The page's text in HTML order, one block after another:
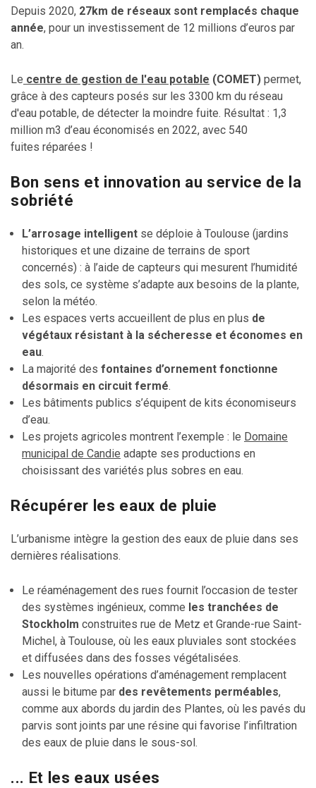
Depuis 2020, 27km de réseaux sont remplacés chaque
année, pour un investissement de 12 millions d’euros par
an.
Le centre de gestion de l'eau potable (COMET) permet,
grâce à des capteurs posés sur les 3300 km du réseau
d'eau potable, de détecter la moindre fuite. Résultat : 1,3
million m3 d’eau économisés en 2022, avec 540
fuites réparées !
Bon sens et innovation au service de la
sobriété
L’arrosage intelligent se déploie à Toulouse (jardins
historiques et une dizaine de terrains de sport
concernés) : à l’aide de capteurs qui mesurent l’humidité
des sols, ce système s’adapte aux besoins de la plante,
selon la météo.
Les espaces verts accueillent de plus en plus de
végétaux résistant à la sécheresse et économes en
eau.
La majorité des fontaines d’ornement fonctionne
désormais en circuit fermé.
Les bâtiments publics s’équipent de kits économiseurs
d’eau.
Les projets agricoles montrent l’exemple : le Domaine
municipal de Candie adapte ses productions en
choisissant des variétés plus sobres en eau.
Récupérer les eaux de pluie
L’urbanisme intègre la gestion des eaux de pluie dans ses
dernières réalisations.
Le réaménagement des rues fournit l’occasion de tester
des systèmes ingénieux, comme les tranchées de
Stockholm construites rue de Metz et Grande-rue Saint-
Michel, à Toulouse, où les eaux pluviales sont stockées
et diffusées dans des fosses végétalisées.
Les nouvelles opérations d’aménagement remplacent
aussi le bitume par des revêtements perméables,
comme aux abords du jardin des Plantes, où les pavés du
parvis sont joints par une résine qui favorise l’infiltration
des eaux de pluie dans le sous-sol.
... Et les eaux usées